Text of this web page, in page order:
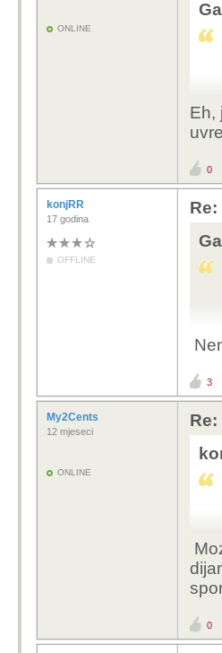
ONLINE
Eh,
0
konjRR
17 godina
OFFLINE
3
My2Cents
12 mjeseci
ONLINE
0